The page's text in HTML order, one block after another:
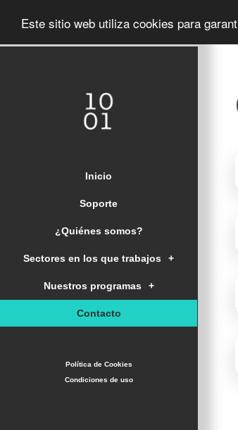
Este sitio web utiliza cookies para
Inicio
Soporte
¿Quiénes somos?
Sectores en los que trabajos +
Nuestros programas +
Contacto
Política de Cookies
Condiciones de uso